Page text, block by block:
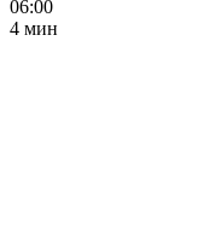
06:00
4 мин